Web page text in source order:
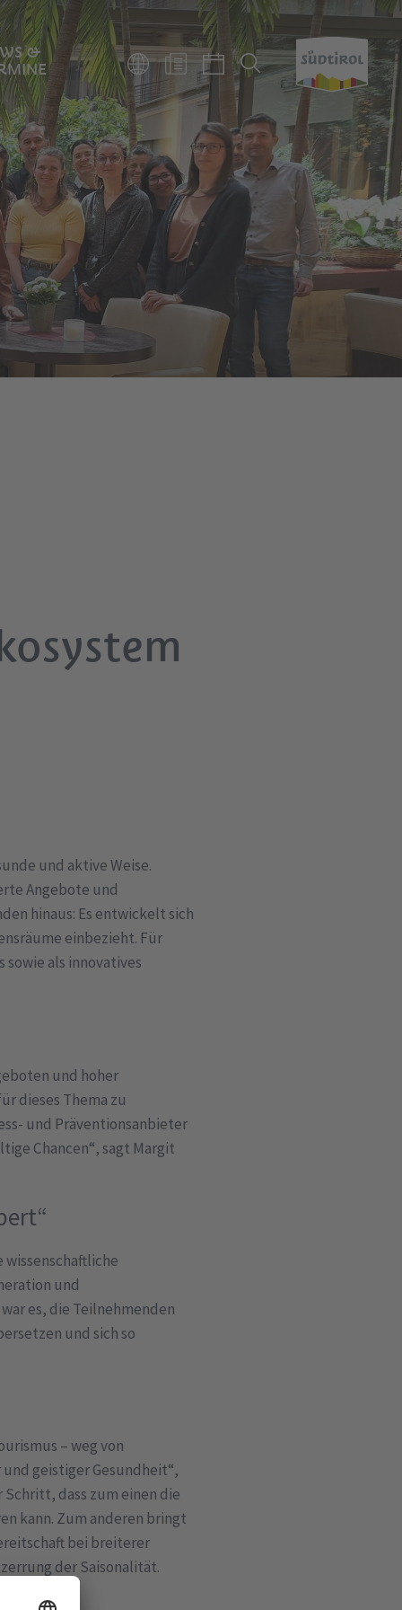
&
und aktive Weise.
Angebote und
hinaus: Es entwickelt sich
einbezieht. Für
als innovatives
und hoher
dieses Thema zu
und Präventionsanbieter
Chancen“, sagt Margit
und
es, die Teilnehmenden
und sich so
– weg von
geistiger Gesundheit“,
dass zum einen die
kann. Zum anderen bringt
bei breiterer
der Saisonalität.